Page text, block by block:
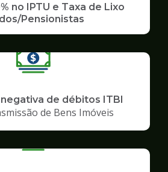
no IPTU e Taxa de Lixo
Pensionistas
de débitos ITBI
de Bens Imóveis